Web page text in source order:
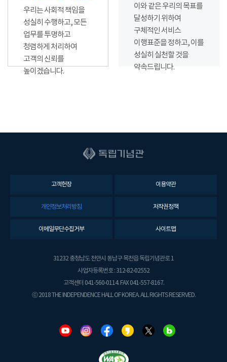
우리는 사회적 책임을
성실히 수행하고, 모든
업무를 투명하고
청렴하게 처리하여
고객의 신뢰를
높이겠습니다.
이와 같은 우리의 목표를
달성하기 위하여
구체적인 서비스
이행표준을 정하고, 이를
성실히 실천할 것을
약속드립니다.
고객헌장 이용약관
개인정보처리방침 저작권정책
이메일무단수집거부 사이트맵
31232 충청남도 천안시 동남구 목천읍 독립기념관로 1
사업자등록번호 : 312-82-02552
고객센터 041-560-0114. FAX 041-557-8167.
ⓒ 2018 THE INDEPENDENCE HALL OF KOREA. ALL RIGHTS RESERVED.